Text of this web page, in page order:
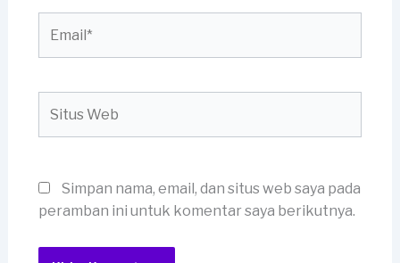
Web
Simpan nama, email, dan situs web saya pada
peramban ini untuk komentar saya berikutnya.